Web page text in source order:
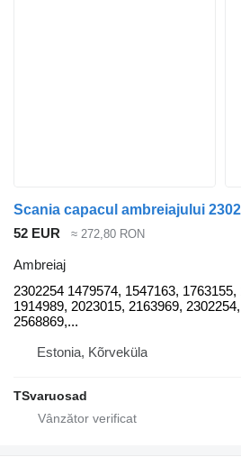
52 EUR ≈ 272,80 RON
Ambreiaj
2302254 1479574, 1547163, 1763155,
1914989, 2023015, 2163969,
2568869,...
Estonia, Kõrveküla
TSvaruosad